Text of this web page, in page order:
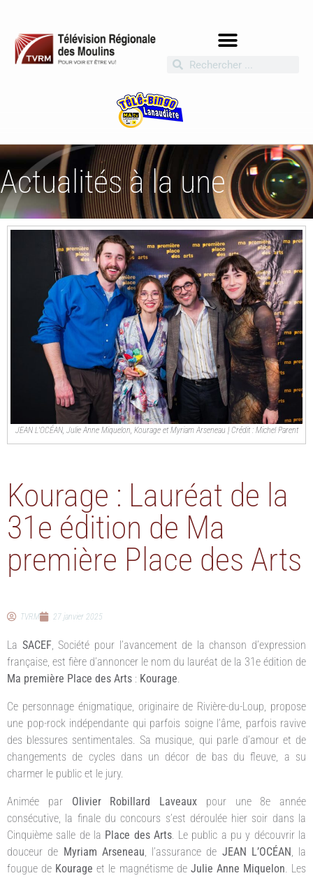
Actualités à la une
JEAN L'OCÉAN, Julie Anne Miquelon, Kourage et Myriam Arseneau | Crédit : Michel Parent
Kourage : Lauréat de la
31e édition de Ma
première Place des Arts
TVRM 27 janvier 2025
La SACEF, Société pour l’avancement de la chanson d’expression
française, est fière d’annoncer le nom du lauréat de la 31e édition de
Ma première Place des Arts : Kourage.
Ce personnage énigmatique, originaire de Rivière-du-Loup, propose
une pop-rock indépendante qui parfois soigne l’âme, parfois ravive
des blessures sentimentales. Sa musique, qui parle d’amour et de
changements de cycles dans un décor de bas du fleuve, a su
charmer le public et le jury.
Animée par Olivier Robillard Laveaux pour une 8e année
consécutive, la finale du concours s’est déroulée hier soir dans la
Cinquième salle de la Place des Arts. Le public a pu y découvrir la
douceur de Myriam Arseneau, l’assurance de JEAN L’OCÉAN, la
fougue de Kourage et le magnétisme de Julie Anne Miquelon. Les